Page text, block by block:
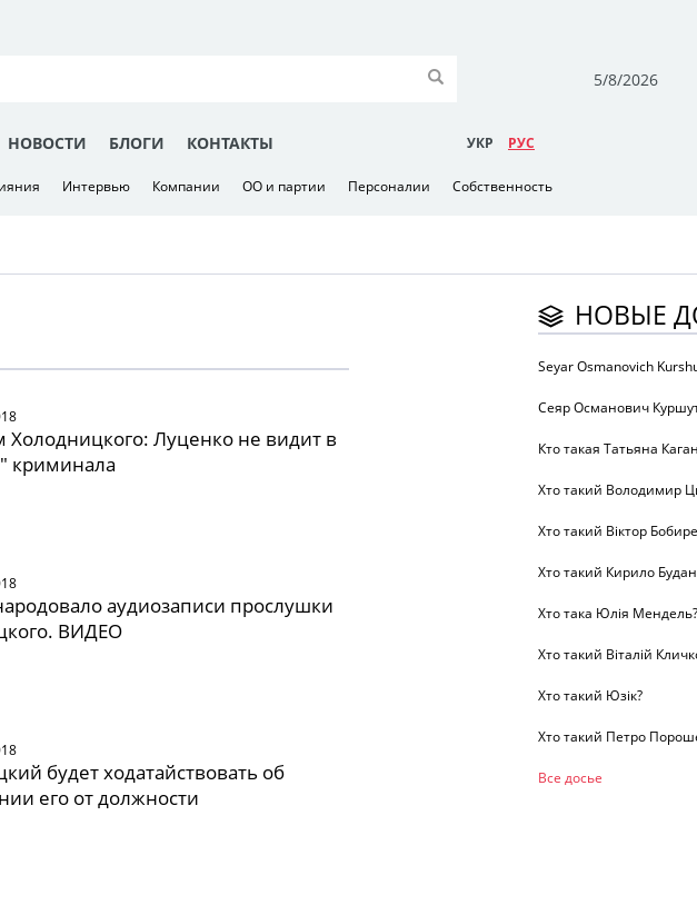
5/8/2026
НОВОСТИ БЛОГИ КОНТАКТЫ УКР РУC
Интервью Компании ОО и партии Персоналии Собственность
Холодницкого: Луценко не видит в
криминала
аудиозаписи прослушки
ВИДЕО
будет ходатайствовать об
его от должности
НОВЫЕ
Seyar Osmanovich
Сеяр Османович
Кто такая Татьяна
Хто такий Володимир
Хто такий Віктор
Хто такий Кирило
Хто така Юлія Мендель?
Хто такий Віталій
Хто такий Юзік?
Хто такий Петро
Все досье